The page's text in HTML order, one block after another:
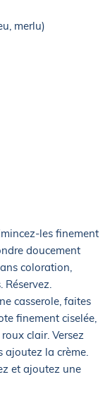
merlu)
les finement
doucement
coloration,
casserole, faites
finement ciselée,
clair. Versez
la crème.
et ajoutez une